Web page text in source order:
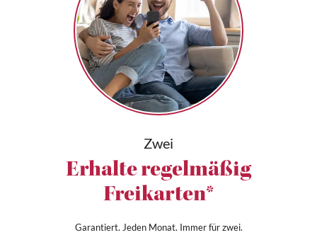
Zwei
Erhalte regelmäßig
Freikarten*
Garantiert. Jeden Monat. Immer für zwei.